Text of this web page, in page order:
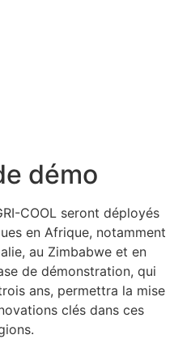
démo
COOL seront déployés
en Afrique, notamment
au Zimbabwe et en
de démonstration, qui
ans, permettra la mise
clés dans ces